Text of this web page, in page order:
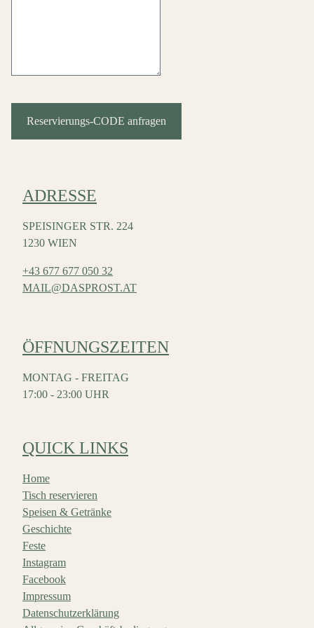
Reservierungs-CODE anfragen
ADRESSE
SPEISINGER STR. 224
1230 WIEN
+43 677 677 050 32
MAIL@DASPROST.AT
ÖFFNUNGSZEITEN
MONTAG - FREITAG
17:00 - 23:00 UHR
QUICK LINKS
Home
Tisch reservieren
Speisen & Getränke
Geschichte
Feste
Instagram
Facebook
Impressum
Datenschutzerklärung